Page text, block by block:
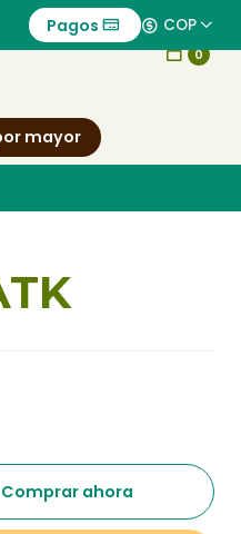
0
mayor
Pagos COP
Comprar ahora